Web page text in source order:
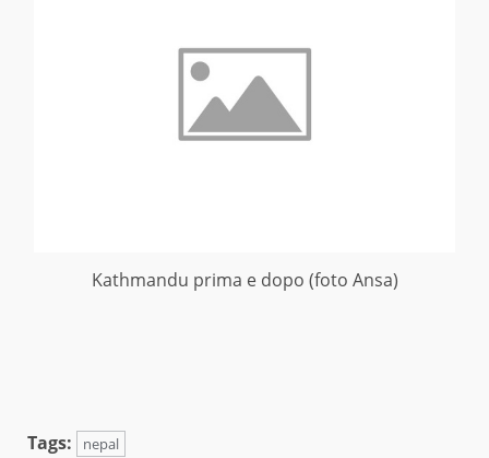
Kathmandu prima e dopo (foto Ansa)
Tags: nepal